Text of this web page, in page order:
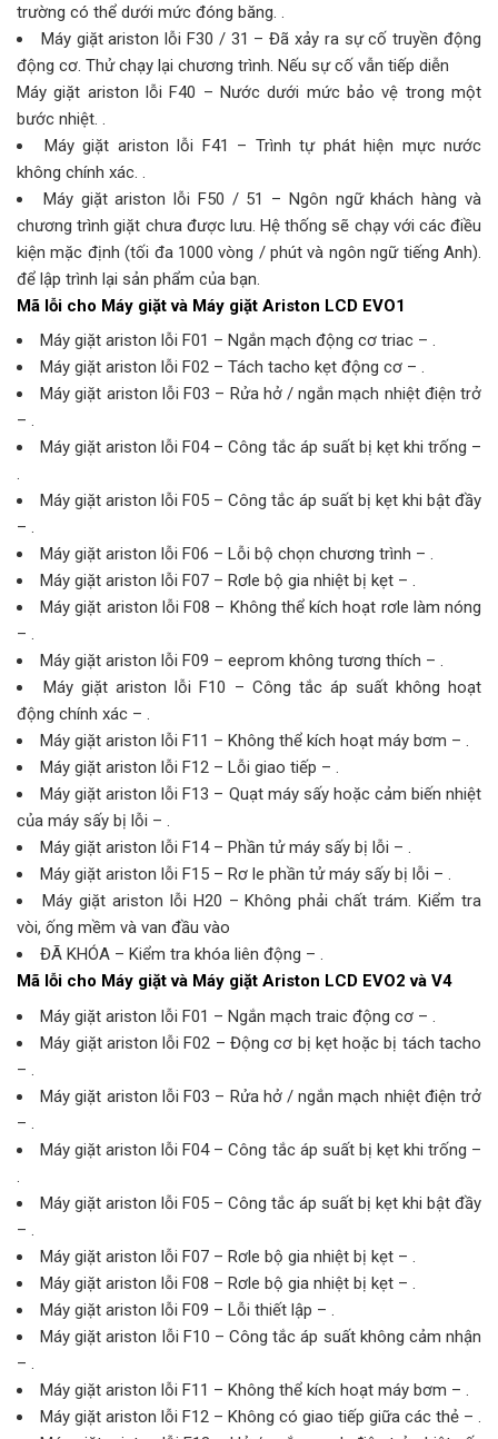
trường có thể dưới mức đóng băng. .
Máy giặt ariston lỗi F30 / 31 – Đã xảy ra sự cố truyền động
động cơ. Thử chạy lại chương trình. Nếu sự cố vẫn tiếp diễn
Máy giặt ariston lỗi F40 – Nước dưới mức bảo vệ trong một
bước nhiệt. .
Máy giặt ariston lỗi F41 – Trình tự phát hiện mực nước
không chính xác. .
Máy giặt ariston lỗi F50 / 51 – Ngôn ngữ khách hàng và
chương trình giặt chưa được lưu. Hệ thống sẽ chạy với các điều
kiện mặc định (tối đa 1000 vòng / phút và ngôn ngữ tiếng Anh).
để lập trình lại sản phẩm của bạn.
Mã lỗi cho Máy giặt và Máy giặt Ariston LCD EVO1
Máy giặt ariston lỗi F01 – Ngắn mạch động cơ triac – .
Máy giặt ariston lỗi F02 – Tách tacho kẹt động cơ – .
Máy giặt ariston lỗi F03 – Rửa hở / ngắn mạch nhiệt điện trở
– .
Máy giặt ariston lỗi F04 – Công tắc áp suất bị kẹt khi trống –
.
Máy giặt ariston lỗi F05 – Công tắc áp suất bị kẹt khi bật đầy
– .
Máy giặt ariston lỗi F06 – Lỗi bộ chọn chương trình – .
Máy giặt ariston lỗi F07 – Rơle bộ gia nhiệt bị kẹt – .
Máy giặt ariston lỗi F08 – Không thể kích hoạt rơle làm nóng
– .
Máy giặt ariston lỗi F09 – eeprom không tương thích – .
Máy giặt ariston lỗi F10 – Công tắc áp suất không hoạt
động chính xác – .
Máy giặt ariston lỗi F11 – Không thể kích hoạt máy bơm – .
Máy giặt ariston lỗi F12 – Lỗi giao tiếp – .
Máy giặt ariston lỗi F13 – Quạt máy sấy hoặc cảm biến nhiệt
của máy sấy bị lỗi – .
Máy giặt ariston lỗi F14 – Phần tử máy sấy bị lỗi – .
Máy giặt ariston lỗi F15 – Rơ le phần tử máy sấy bị lỗi – .
Máy giặt ariston lỗi H20 – Không phải chất trám. Kiểm tra
vòi, ống mềm và van đầu vào
ĐÃ KHÓA – Kiểm tra khóa liên động – .
Mã lỗi cho Máy giặt và Máy giặt Ariston LCD EVO2 và V4
Máy giặt ariston lỗi F01 – Ngắn mạch traic động cơ – .
Máy giặt ariston lỗi F02 – Động cơ bị kẹt hoặc bị tách tacho
– .
Máy giặt ariston lỗi F03 – Rửa hở / ngắn mạch nhiệt điện trở
– .
Máy giặt ariston lỗi F04 – Công tắc áp suất bị kẹt khi trống –
.
Máy giặt ariston lỗi F05 – Công tắc áp suất bị kẹt khi bật đầy
– .
Máy giặt ariston lỗi F07 – Rơle bộ gia nhiệt bị kẹt – .
Máy giặt ariston lỗi F08 – Rơle bộ gia nhiệt bị kẹt – .
Máy giặt ariston lỗi F09 – Lỗi thiết lập – .
Máy giặt ariston lỗi F10 – Công tắc áp suất không cảm nhận
– .
Máy giặt ariston lỗi F11 – Không thể kích hoạt máy bơm – .
Máy giặt ariston lỗi F12 – Không có giao tiếp giữa các thẻ – .